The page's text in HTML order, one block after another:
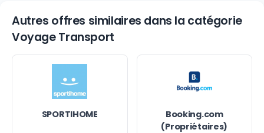
Autres offres similaires dans la catégorie
Voyage Transport
SPORTIHOME
Booking.com
(Propriétaires)